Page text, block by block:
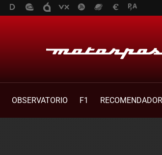
OBSERVATORIO F1